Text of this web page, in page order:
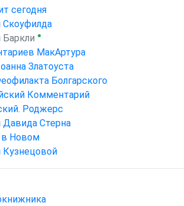
сегодня
●
МакАртура
Златоуста
Болгарского
Комментарий
Роджерс
Стерна
в Новом